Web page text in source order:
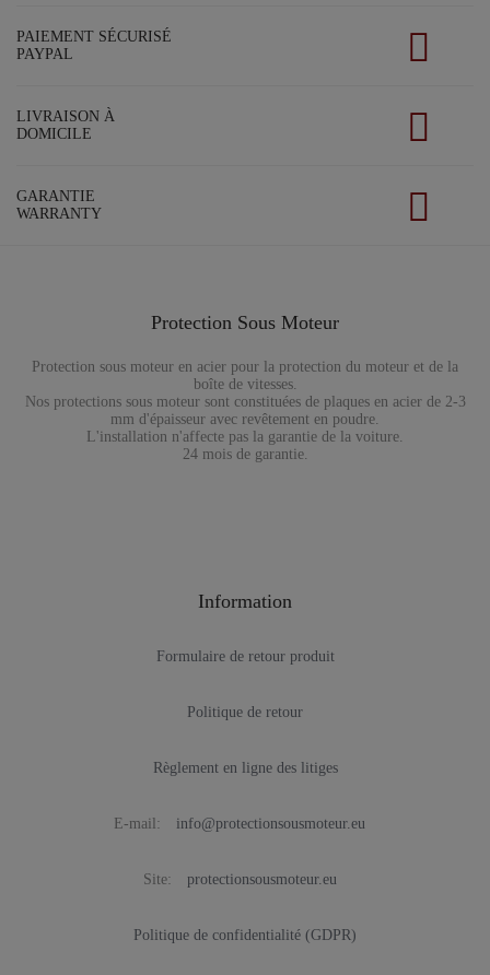
PAIEMENT SÉCURISÉ
PAYPAL
LIVRAISON À
DOMICILE
GARANTIE
WARRANTY
Protection Sous Moteur
Protection sous moteur en acier pour la protection du moteur et de la
boîte de vitesses.
Nos protections sous moteur sont constituées de plaques en acier de 2-3
mm d'épaisseur avec revêtement en poudre.
L'installation n'affecte pas la garantie de la voiture.
24 mois de garantie.
Information
Formulaire de retour produit
Politique de retour
Règlement en ligne des litiges
E-mail: info@protectionsousmoteur.eu
Site: protectionsousmoteur.eu
Politique de confidentialité (GDPR)